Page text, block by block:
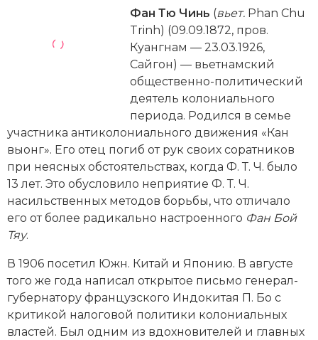
Военная история
Генеалогия, геральдика
Государство и право
Европа
Империи
Историческая география и топонимика
История материальной и духовной культуры
История международных отношений
История, философия, теория и методология
исторического знания
История Средних веков
Новая история
Ч Ш Щ Ы Э
Я
Фан Тю Чинь (вьет.Phan Chu
Trinh) (09.09.1872, пров.
Куангнам — 23.03.1926,
Сайгон) — вьетнамский
общественно-политический
деятель колониального
периода. Родился в семье
участника антиколониального движения «Кан
выонг». Его отец погиб от рук своих соратников
при неясных обстоятельствах, когда Ф. Т. Ч. было
13 лет. Это обусловило неприятие Ф. Т. Ч.
насильственных методов борьбы, что отличало
его от более радикально настроенного Фан Бой
Тяу.
В 1906 посетил Южн. Китай и Японию. В августе
того же года написал открытое письмо генерал-
губернатору французского Индокитая П. Бо с
критикой налоговой политики колониальных
властей. Был одним из вдохновителей и главных